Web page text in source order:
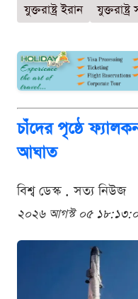
যুক্তরাষ্ট্র ইরান
চাঁদের পৃষ্ঠে
আঘাত
বিশ্ব ডেস্ক . সত্য নিউজ
২০২৬ আগস্ট ০৫